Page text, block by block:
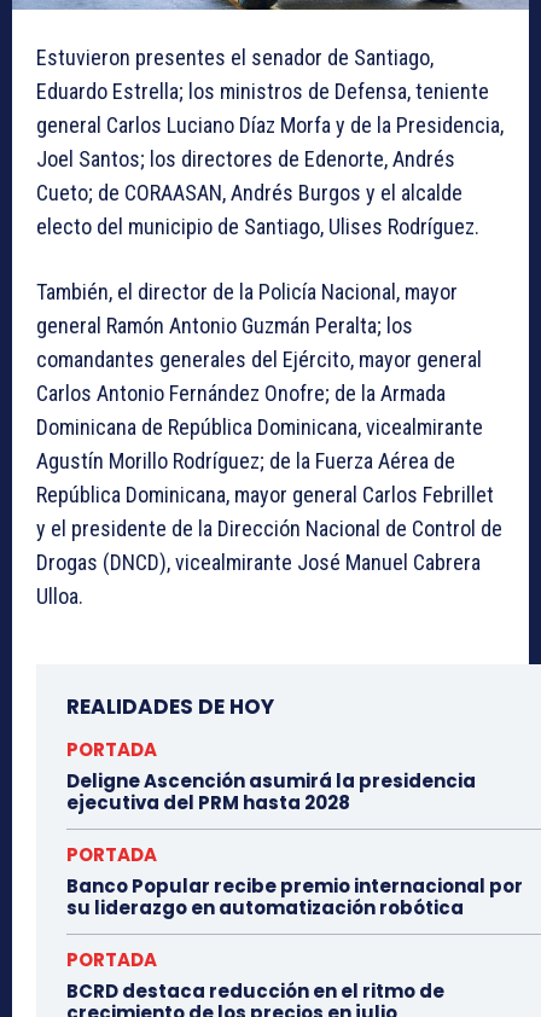
Estuvieron presentes el senador de Santiago,
Eduardo Estrella; los ministros de Defensa, teniente
general Carlos Luciano Díaz Morfa y de la Presidencia,
Joel Santos; los directores de Edenorte, Andrés
Cueto; de CORAASAN, Andrés Burgos y el alcalde
electo del municipio de Santiago, Ulises Rodríguez.
También, el director de la Policía Nacional, mayor
general Ramón Antonio Guzmán Peralta; los
comandantes generales del Ejército, mayor general
Carlos Antonio Fernández Onofre; de la Armada
Dominicana de República Dominicana, vicealmirante
Agustín Morillo Rodríguez; de la Fuerza Aérea de
República Dominicana, mayor general Carlos Febrillet
y el presidente de la Dirección Nacional de Control de
Drogas (DNCD), vicealmirante José Manuel Cabrera
Ulloa.
REALIDADES DE HOY
PORTADA
Deligne Ascención asumirá la presidencia
ejecutiva del PRM hasta 2028
PORTADA
Banco Popular recibe premio internacional por
su liderazgo en automatización robótica
PORTADA
BCRD destaca reducción en el ritmo de